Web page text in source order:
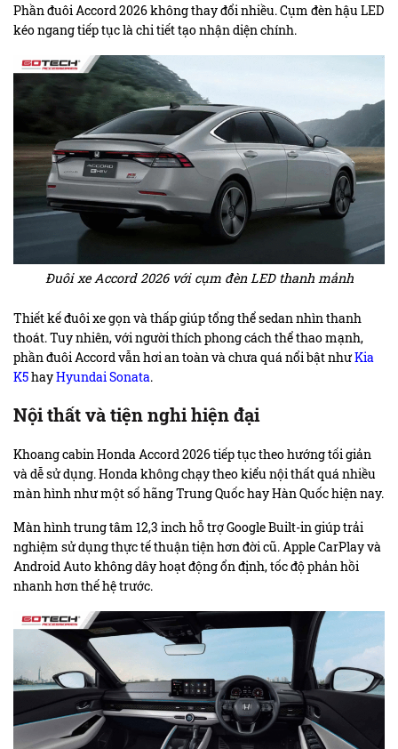
Phần đuôi Accord 2026 không thay đổi nhiều. Cụm đèn hậu LED
kéo ngang tiếp tục là chi tiết tạo nhận diện chính.
Đuôi xe Accord 2026 với cụm đèn LED thanh mảnh
Thiết kế đuôi xe gọn và thấp giúp tổng thể sedan nhìn thanh
thoát. Tuy nhiên, với người thích phong cách thể thao mạnh,
phần đuôi Accord vẫn hơi an toàn và chưa quá nổi bật nhưKia
K5hayHyundai Sonata.
Nội thất và tiện nghi hiện đại
Khoang cabin Honda Accord 2026 tiếp tục theo hướng tối giản
và dễ sử dụng. Honda không chạy theo kiểu nội thất quá nhiều
màn hình như một số hãng Trung Quốc hay Hàn Quốc hiện nay.
Màn hình trung tâm 12,3 inch hỗ trợ Google Built-in giúp trải
nghiệm sử dụng thực tế thuận tiện hơn đời cũ. Apple CarPlay và
Android Auto không dây hoạt động ổn định, tốc độ phản hồi
nhanh hơn thế hệ trước.